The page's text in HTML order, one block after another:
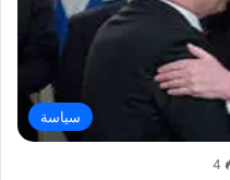
سياسة
4